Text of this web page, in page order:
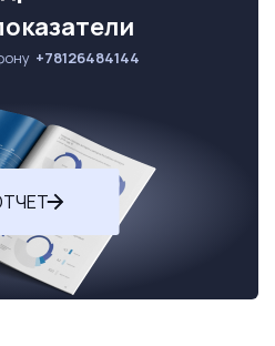
+78126484144